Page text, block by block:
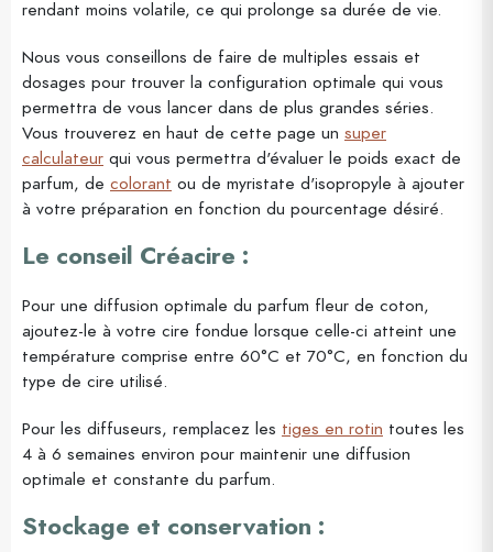
rendant moins volatile, ce qui prolonge sa durée de vie.
Nous vous conseillons de faire de multiples essais et
dosages pour trouver la configuration optimale qui vous
permettra de vous lancer dans de plus grandes séries.
Vous trouverez en haut de cette page un super
calculateur qui vous permettra d'évaluer le poids exact de
parfum, de colorant ou de myristate d'isopropyle à ajouter
à votre préparation en fonction du pourcentage désiré.
Le conseil Créacire :
Pour une diffusion optimale du parfum fleur de coton,
ajoutez-le à votre cire fondue lorsque celle-ci atteint une
température comprise entre 60°C et 70°C, en fonction du
type de cire utilisé.
Pour les diffuseurs, remplacez les tiges en rotin toutes les
4 à 6 semaines environ pour maintenir une diffusion
optimale et constante du parfum.
Stockage et conservation :